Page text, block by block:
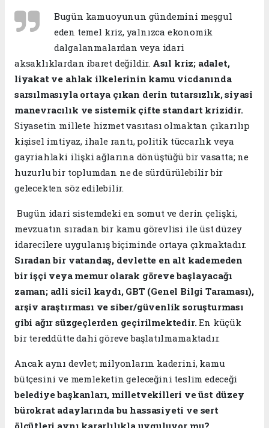
Bugün kamuoyunun gündemini meşgul
eden temel kriz, yalnızca ekonomik
dalgalanmalardan veya idari
aksaklıklardan ibaret değildir. Asıl kriz; adalet,
liyakat ve ahlak ilkelerinin kamu vicdanında
sarsılmasıyla ortaya çıkan derin tutarsızlık, siyasi
manevracılık ve sistemik çifte standart krizidir.
Siyasetin millete hizmet vasıtası olmaktan çıkarılıp
kişisel imtiyaz, ihale rantı, politik tüccarlık veya
gayriahlaki ilişki ağlarına dönüştüğü bir vasatta; ne
huzurlu bir toplumdan ne de sürdürülebilir bir
gelecekten söz edilebilir.
​ ​Bugün idari sistemdeki en somut ve derin çelişki,
mevzuatın sıradan bir kamu görevlisi ile üst düzey
idarecilere uygulanış biçiminde ortaya çıkmaktadır.
Sıradan bir vatandaş, devlette en alt kademeden
bir işçi veya memur olarak göreve başlayacağı
zaman; adli sicil kaydı, GBT (Genel Bilgi Taraması),
arşiv araştırması ve siber/güvenlik soruşturması
gibi ağır süzgeçlerden geçirilmektedir. En küçük
bir tereddütte dahi göreve başlatılmamaktadır.
​Ancak aynı devlet; milyonların kaderini, kamu
bütçesini ve memleketin geleceğini teslim edeceği
belediye başkanları, milletvekilleri ve üst düzey
bürokrat adaylarında bu hassasiyeti ve sert
ölçütleri aynı kararlılıkla uyguluyor mu?